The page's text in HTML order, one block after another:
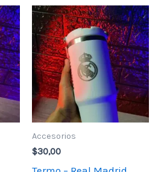
Accesorios
$30,00